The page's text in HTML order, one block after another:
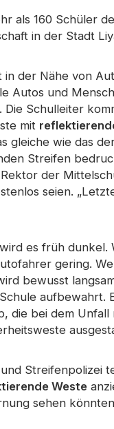
-
als 160 Schüler
in der Stadt
in der Nähe von
Autos und
Die Schulleiter
mit
gleiche wie das
Streifen
der
seien.
es früh dunkel.
gering.
bewusst
aufbewahrt.
die bei dem
Streifenpolizei
Weste
sehen